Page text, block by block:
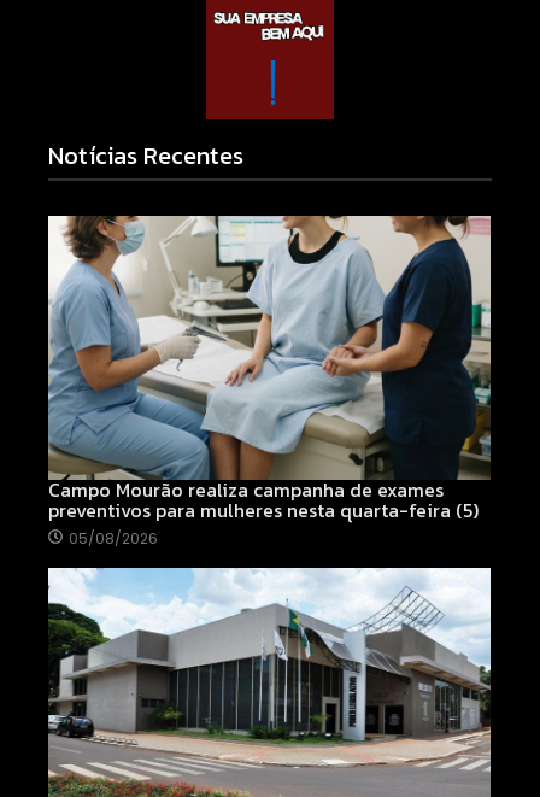
Notícias Recentes
Campo Mourão realiza campanha de exames
preventivos para mulheres nesta quarta-feira (5)
05/08/2026